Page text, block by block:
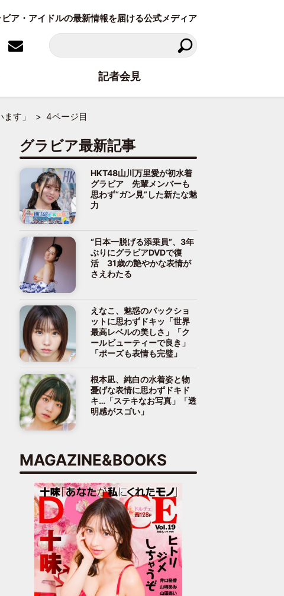
ア・アイドルの最新情報を届ける公式メディア
す」 4ページ目
グラビア最新記事
HKT48山川万里愛が初水着
グラビア 先輩メンバーも
思わず“ガン見”した新たな魅
力
“日本一脱げる添乗員”、3年
ぶりにグラビアDVDで復
活 31歳の艶やかな表情が
さえわたる
えなこ、魅惑のバックショ
ットに思わずドキッ「世界
最高レベルの美しさ」「ク
ールビューティーで良き」
「ポーズも表情も完璧」
根本凪、純白の水着姿と物
憂げな表情に思わずドキド
キ…「ステキなお写真」「透
明感がスゴい」
MAGAZINE&BOOKS
記者会見